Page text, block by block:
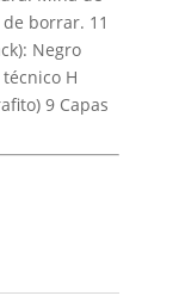
borrar. 11
Negro
H
9 Capas